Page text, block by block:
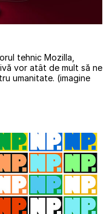
tehnic Mozilla,
vor atât de mult să ne
umanitate. (imagine